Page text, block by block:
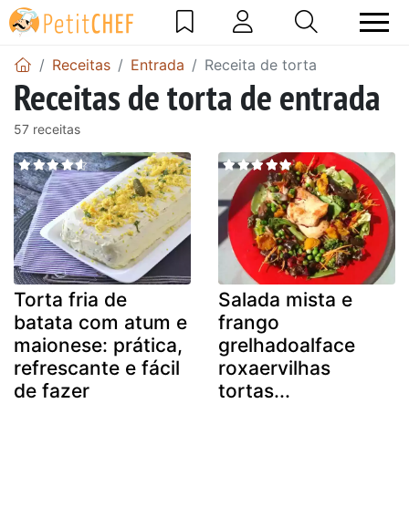
Receitas Entrada Receita de torta
Receitas de torta de entrada
57 receitas
Torta fria de
batata com atum e
maionese: prática,
refrescante e fácil
de fazer
Salada mista e
frango
grelhadoalface
roxaervilhas
tortas...